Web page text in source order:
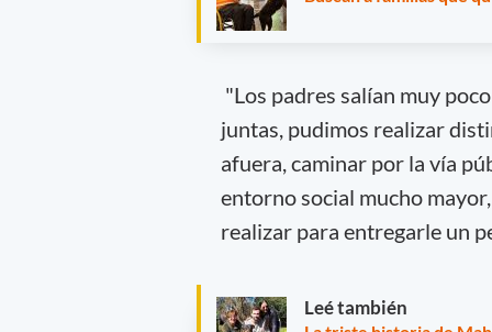
"Los padres salían muy
juntas, pudimos realizar
afuera, caminar por la vía
entorno social mucho
realizar para entregarle un
Leé también